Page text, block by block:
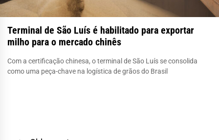
Terminal de São Luís é habilitado para exportar
milho para o mercado chinês
Com a certificação chinesa, o terminal de São Luís se consolida
como uma peça-chave na logística de grãos do Brasil